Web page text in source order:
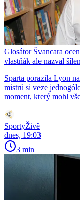
Glosátor Švancara
vlastňák ale nazval
Sparta porazila Lyon
mistrů si veze
moment, který mohl
SportyŽivě
dnes, 19:03
3 min